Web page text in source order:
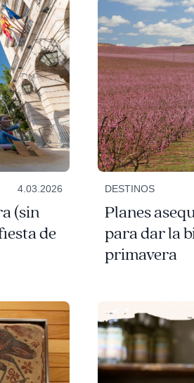
4.03.2026
(sin
de
DESTINOS
Planes
para dar la
primavera